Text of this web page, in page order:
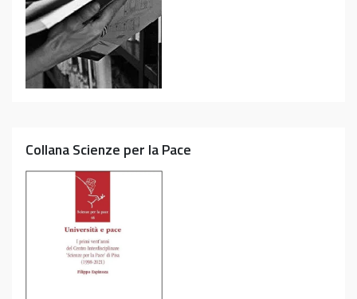
Collana Scienze per la Pace